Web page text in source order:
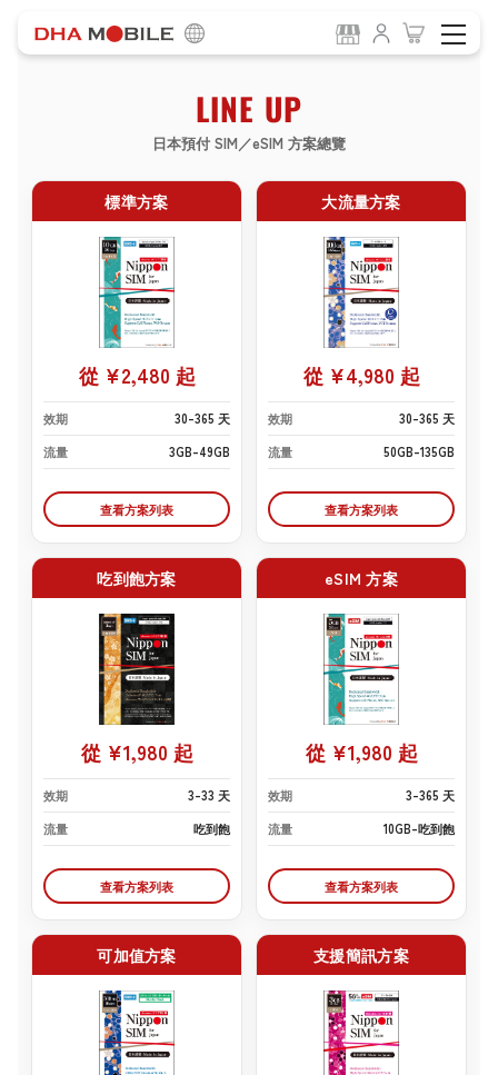
LINE UP
日本預付 SIM／eSIM 方案總覽
標準方案
從 ¥2,480 起
效期
30–365 天
流量
3GB–49GB
查看方案列表
大流量方案
從 ¥4,980 起
效期
30–365 天
流量
50GB–135GB
查看方案列表
吃到飽方案
從 ¥1,980 起
效期
3–33 天
流量
吃到飽
查看方案列表
eSIM 方案
從 ¥1,980 起
效期
3–365 天
流量
10GB–吃到飽
查看方案列表
可加值方案 支援簡訊方案